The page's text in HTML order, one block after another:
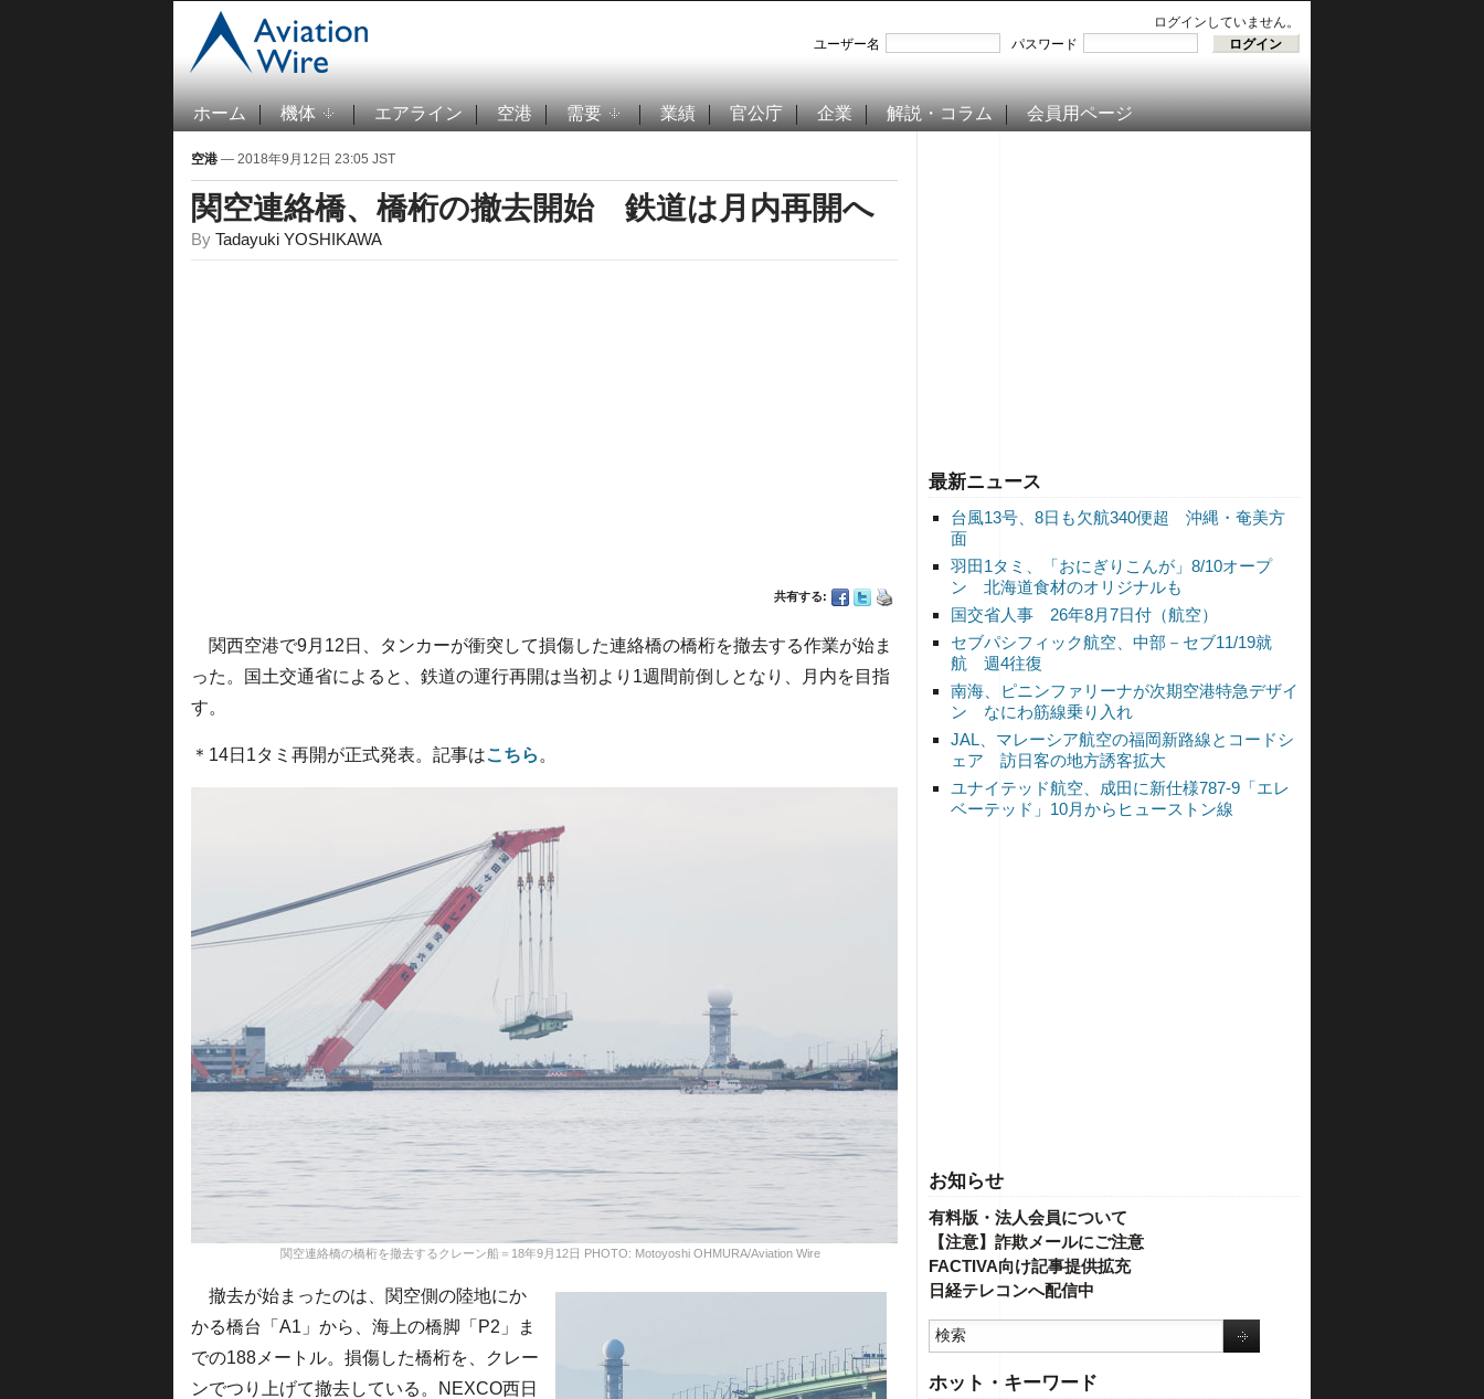
ログインしていません。
ユーザー名
パスワード
ホーム 機体 エアライン 空港 需要 業績 官公庁 企業 解説・コラム 会員用ページ
最新ニュース
台風13号、8日も欠航340便超 沖縄・奄美方
面
羽田1タミ、「おにぎりこんが」8/10オープ
ン 北海道食材のオリジナルも
国交省人事 26年8月7日付（航空）
セブパシフィック航空、中部－セブ11/19就
航 週4往復
南海、ピニンファリーナが次期空港特急デザイ
ン なにわ筋線乗り入れ
JAL、マレーシア航空の福岡新路線とコードシ
ェア 訪日客の地方誘客拡大
ユナイテッド航空、成田に新仕様787-9「エレ
ベーテッド」10月からヒューストン線
お知らせ
有料版・法人会員について
【注意】詐欺メールにご注意
FACTIVA向け記事提供拡充
日経テレコンへ配信中
ホット・キーワード
空港 — 2018年9月12日 23:05 JST
関空連絡橋、橋桁の撤去開始 鉄道は月内再開へ
By Tadayuki YOSHIKAWA
共有する:
関西空港で9月12日、タンカーが衝突して損傷した連絡橋の橋桁を撤去する作業が始ま
った。国土交通省によると、鉄道の運行再開は当初より1週間前倒しとなり、月内を目指
す。
＊14日1タミ再開が正式発表。記事はこちら 。
関空連絡橋の橋桁を撤去するクレーン船＝18年9月12日 PHOTO: Motoyoshi OHMURA/Aviation Wire
撤去が始まったのは、関空側の陸地にか
かる橋台「A1」から、海上の橋脚「P2」ま
での188メートル。損傷した橋桁を、クレー
ンでつり上げて撤去している。NEXCO西日